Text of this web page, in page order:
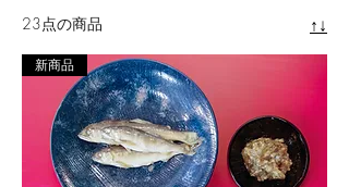
23点の商品 ↑↓
新商品